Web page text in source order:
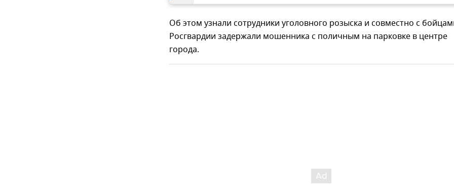
Об этом узнали сотрудники уголовного розыска и совместно с
Росгвардии задержали мошенника с поличным на парковке в центре
города.